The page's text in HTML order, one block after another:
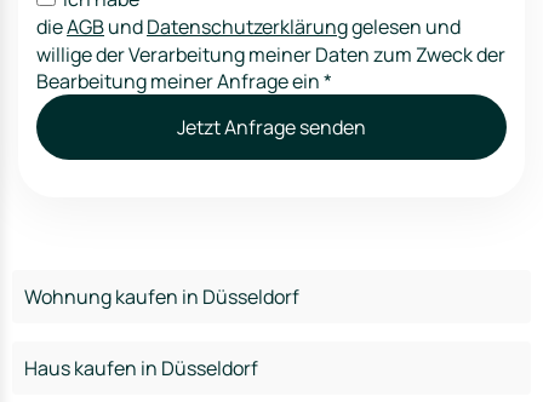
dieAGBundDatenschutzerklärunggelesen und
willige der Verarbeitung meiner Daten zum Zweck der
Bearbeitung meiner Anfrage ein*
Jetzt Anfrage senden
Wohnung kaufen in Düsseldorf
Haus kaufen in Düsseldorf